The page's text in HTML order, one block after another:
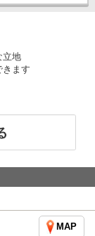
立地
きます
MAP